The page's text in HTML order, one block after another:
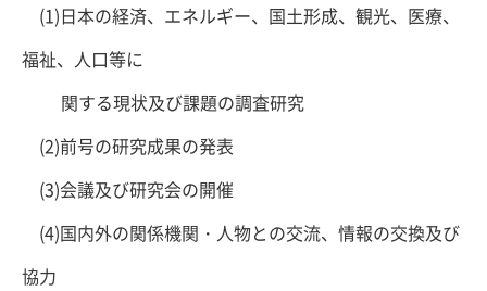
(1)日本の経済、エネルギー、国土形成、観光、医療、
福祉、人口等に
関する現状及び課題の調査研究
(2)前号の研究成果の発表
(3)会議及び研究会の開催
(4)国内外の関係機関・人物との交流、情報の交換及び
協力